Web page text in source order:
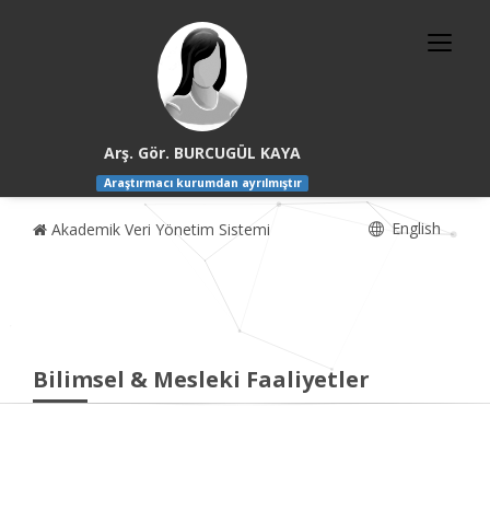
Arş. Gör. BURCUGÜL KAYA
Araştırmacı kurumdan ayrılmıştır
Akademik Veri Yönetim Sistemi English
Bilimsel & Mesleki Faaliyetler